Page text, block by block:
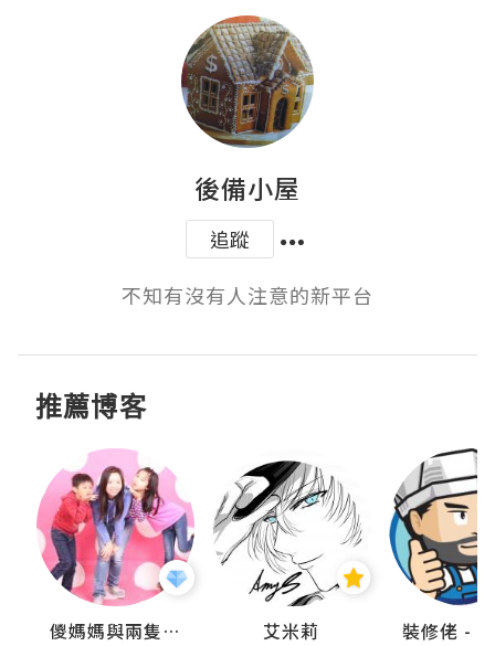
後備小屋
追蹤
不知有沒有人注意的新平台
推薦博客
儍媽媽與兩隻小魔怪之家 艾米莉